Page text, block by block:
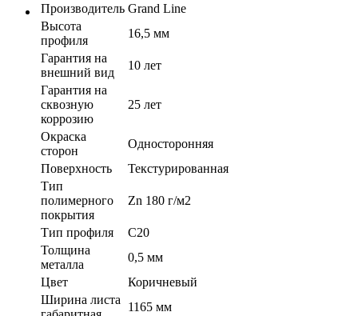
Производитель Grand Line
Высота
профиля
16,5 мм
Гарантия на
внешний вид
10 лет
Гарантия на
сквозную
коррозию
25 лет
Окраска
сторон
Односторонняя
Поверхность
Текстурированная
Тип
полимерного
покрытия
Zn 180 г/м2
Тип профиля
C20
Толщина
металла
0,5 мм
Цвет
Коричневый
Ширина листа
1165 мм